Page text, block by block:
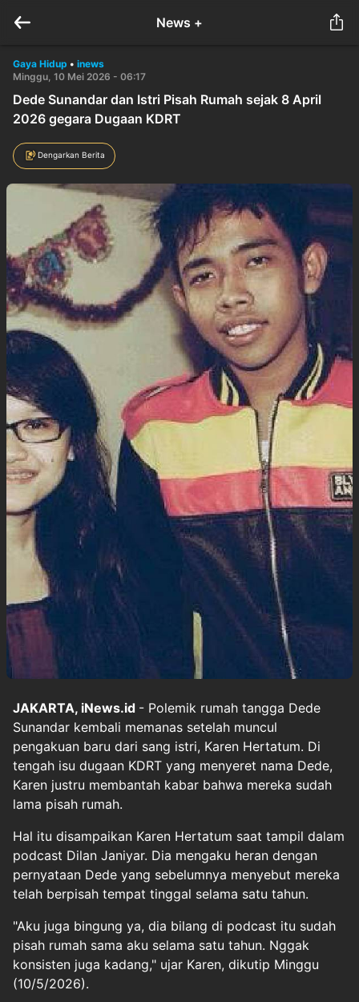
News +
Gaya Hidup • inews
Minggu, 10 Mei 2026 - 06:17
Dede Sunandar dan Istri Pisah Rumah sejak 8 April
2026 gegara Dugaan KDRT
Dengarkan Berita
JAKARTA, iNews.id - Polemik rumah tangga Dede
Sunandar kembali memanas setelah muncul
pengakuan baru dari sang istri, Karen Hertatum. Di
tengah isu dugaan KDRT yang menyeret nama Dede,
Karen justru membantah kabar bahwa mereka sudah
lama pisah rumah.
Hal itu disampaikan Karen Hertatum saat tampil dalam
podcast Dilan Janiyar. Dia mengaku heran dengan
pernyataan Dede yang sebelumnya menyebut mereka
telah berpisah tempat tinggal selama satu tahun.
"Aku juga bingung ya, dia bilang di podcast itu sudah
pisah rumah sama aku selama satu tahun. Nggak
konsisten juga kadang," ujar Karen, dikutip Minggu
(10/5/2026).